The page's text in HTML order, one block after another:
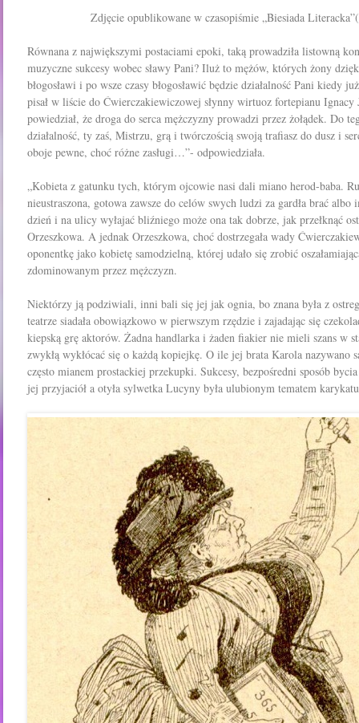
Zdjęcie opublikowane w czasopiśmie „Biesiada Literacka”
Równana z największymi postaciami epoki, taką prowadziła listowną
muzyczne sukcesy wobec sławy Pani? Iluż to mężów, których żony
błogosławi i po wsze czasy błogosławić będzie działalność Pani kiedy
pisał w liście do Ćwierczakiewiczowej słynny wirtuoz fortepianu Ignacy
powiedział, że droga do serca mężczyzny prowadzi przez żołądek. Do
działalność, ty zaś, Mistrzu, grą i twórczością swoją trafiasz do dusz i
oboje pewne, choć różne zasługi…”- odpowiedziała.
„Kobieta z gatunku tych, którym ojcowie nasi dali miano herod-baba.
nieustraszona, gotowa zawsze do celów swych ludzi za gardła brać
dzień i na ulicy wyłajać bliźniego może ona tak dobrze, jak przełknąć
Orzeszkowa. A jednak Orzeszkowa, choć dostrzegała wady
oponentkę jako kobietę samodzielną, której udało się zrobić
zdominowanym przez mężczyzn.
Niektórzy ją podziwiali, inni bali się jej jak ognia, bo znana była z
teatrze siadała obowiązkowo w pierwszym rzędzie i zajadając się
kiepską grę aktorów. Żadna handlarka i żaden fiakier nie mieli szans w
zwykłą wykłócać się o każdą kopiejkę. O ile jej brata Karola nazywano
często mianem prostackiej przekupki. Sukcesy, bezpośredni sposób
jej przyjaciół a otyła sylwetka Lucyny była ulubionym tematem